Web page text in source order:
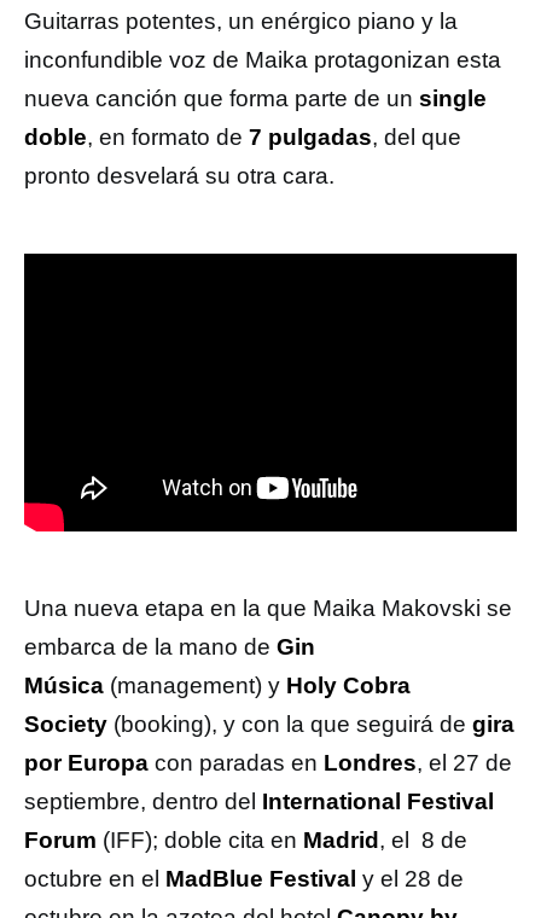
Guitarras potentes, un enérgico piano y la
inconfundible voz de Maika protagonizan esta
nueva canción que forma parte de un single
doble, en formato de 7 pulgadas, del que
pronto desvelará su otra cara.
Una nueva etapa en la que Maika Makovski se
embarca de la mano de Gin
Música (management) y Holy Cobra
Society (booking), y con la que seguirá de gira
por Europa con paradas en Londres, el 27 de
septiembre, dentro del International Festival
Forum (IFF); doble cita en Madrid, el 8 de
octubre en el MadBlue Festival y el 28 de